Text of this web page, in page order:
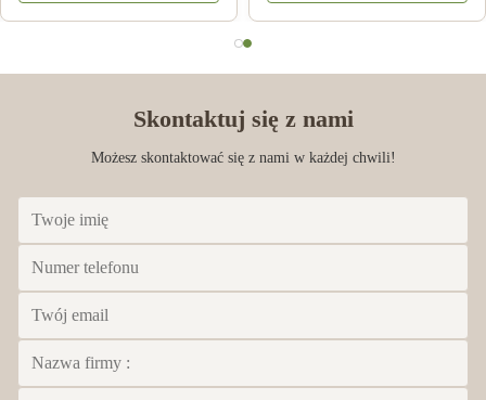
Skontaktuj się z nami
Możesz skontaktować się z nami w każdej chwili!